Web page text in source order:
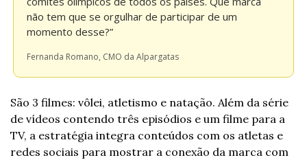
não tem que se orgulhar de participar de um
momento desse?”
Fernanda Romano, CMO da Alpargatas
São 3 filmes: vôlei, atletismo e natação. Além da série
de vídeos contendo três episódios e um filme para a
TV, a estratégia integra conteúdos com os atletas e
redes sociais para mostrar a conexão da marca com